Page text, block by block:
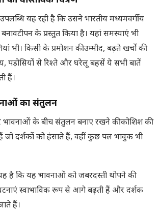
यह रही है कि उसने भारतीय मध्यमवर्गीय
के प्रस्तुत किया है। यहां समस्याएं भी
भी। किसी के प्रमोशन की उम्मीद, बढ़ते खर्चों की
पड़ोसियों से रिश्ते और घरेलू बहसें ये सभी बातें
हैं।
का संतुलन
के बीच संतुलन बनाए रखने की कोशिश की
दर्शकों को हंसाते हैं, वहीं कुछ पल भावुक भी
है कि यह भावनाओं को जबरदस्ती थोपने की
स्वाभाविक रूप से आगे बढ़ती हैं और दर्शक
हैं।